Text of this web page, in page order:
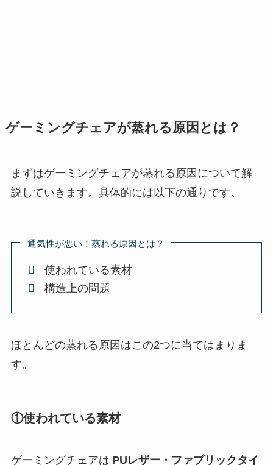
ゲーミングチェアが蒸れる原因とは？
まずはゲーミングチェアが蒸れる原因について解
説していきます。具体的には以下の通りです。
通気性が悪い！蒸れる原因とは？
使われている素材
構造上の問題
ほとんどの蒸れる原因はこの2つに当てはまりま
す。
①使われている素材
ゲーミングチェアは PUレザー・ファブリックタイ